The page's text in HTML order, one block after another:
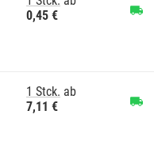
0,45 €
1 Stck. ab
7,11 €